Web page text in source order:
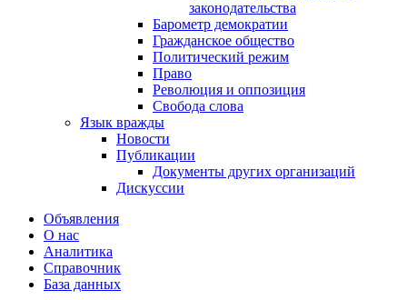
законодательства
Барометр демократии
Гражданское общество
Политический режим
Право
Революция и оппозиция
Свобода слова
Язык вражды
Новости
Публикации
Документы других организаций
Дискуссии
Объявления
О нас
Аналитика
Справочник
База данных